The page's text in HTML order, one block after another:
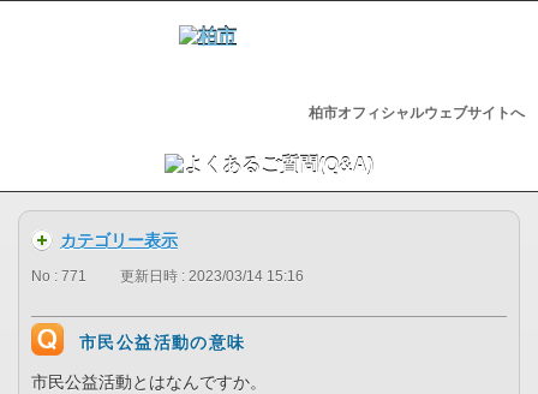
柏市オフィシャルウェブサイトへ
カテゴリー表示
No : 771 更新日時 : 2023/03/14 15:16
市民公益活動の意味
市民公益活動とはなんですか。